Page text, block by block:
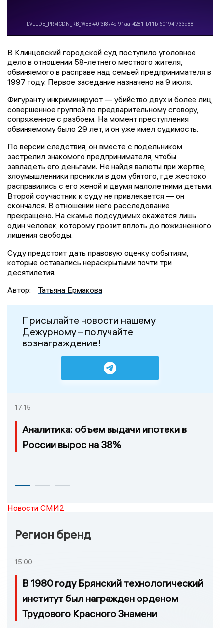
В Клинцовский городской суд поступило уголовное
дело в отношении 58-летнего местного жителя,
обвиняемого в расправе над семьей предпринимателя в
1997 году. Первое заседание назначено на 9 июля.
Фигуранту инкриминируют — убийство двух и более лиц,
совершенное группой по предварительному сговору,
сопряженное с разбоем. На момент преступления
обвиняемому было 29 лет, и он уже имел судимость.
По версии следствия, он вместе с подельником
застрелил знакомого предпринимателя, чтобы
завладеть его деньгами. Не найдя валюты при жертве,
злоумышленники проникли в дом убитого, где жестоко
расправились с его женой и двумя малолетними детьми.
Второй соучастник к суду не привлекается — он
скончался. В отношении него расследование
прекращено. На скамье подсудимых окажется лишь
один человек, которому грозит вплоть до пожизненного
лишения свободы.
Суду предстоит дать правовую оценку событиям,
которые оставались нераскрытыми почти три
десятилетия.
Автор:
Татьяна Ермакова
Присылайте новости нашему
Дежурному – получайте
вознаграждение!
17:15
Аналитика: объем выдачи ипотеки в
России вырос на 38%
Новости СМИ2
Регион бренд
15:00
В 1980 году Брянский технологический
институт был награжден орденом
Трудового Красного Знамени